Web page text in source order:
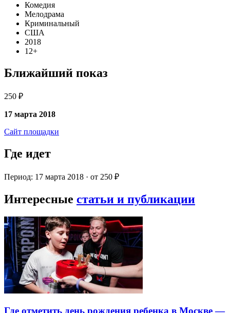
Комедия
Мелодрама
Криминальный
США
2018
12+
Ближайший показ
250 ₽
17 марта 2018
Сайт площадки
Где идет
Период: 17 марта 2018 · от 250 ₽
Интересные статьи и публикации
Где отметить день рождения ребенка в Москве —